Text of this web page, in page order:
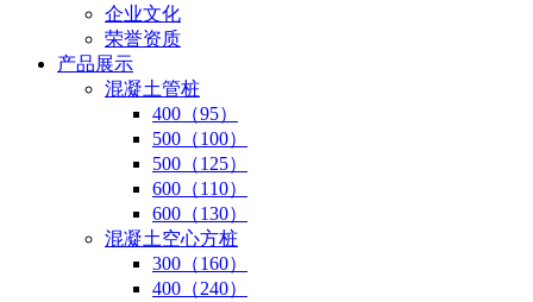
企业文化
荣誉资质
产品展示
混凝土管桩
400（95）
500（100）
500（125）
600（110）
600（130）
混凝土空心方桩
300（160）
400（240）